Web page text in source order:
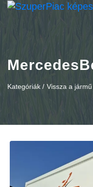
Kategóriák / Vissza a